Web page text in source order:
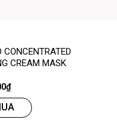
CREAM MASK
₫